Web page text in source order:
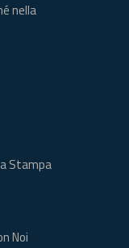
nella
Stampa
Noi